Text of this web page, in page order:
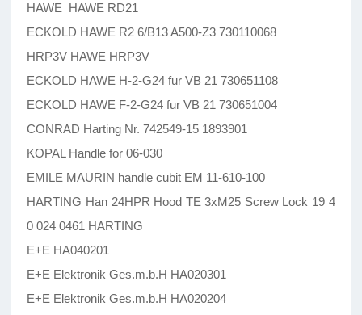
HAWE HAWE RD21
ECKOLD HAWE R2 6/B13 A500-Z3 730110068
HRP3V HAWE HRP3V
ECKOLD HAWE H-2-G24 fur VB 21 730651108
ECKOLD HAWE F-2-G24 fur VB 21 730651004
CONRAD Harting Nr. 742549-15 1893901
KOPAL Handle for 06-030
EMILE MAURIN handle cubit EM 11-610-100
HARTING Han 24HPR Hood TE 3xM25 Screw Lock 19 4
0 024 0461 HARTING
E+E HA040201
E+E Elektronik Ges.m.b.H HA020301
E+E Elektronik Ges.m.b.H HA020204